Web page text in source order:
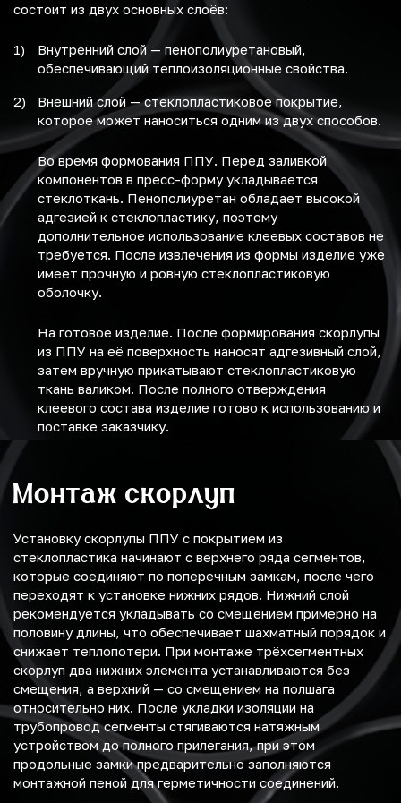
состоит из двух основных слоёв:
Внутренний слой — пенополиуретановый,
обеспечивающий теплоизоляционные свойства.
Внешний слой — стеклопластиковое покрытие,
которое может наноситься одним из двух способов.
Во время формования ППУ. Перед заливкой
компонентов в пресс-форму укладывается
стеклоткань. Пенополиуретан обладает высокой
адгезией к стеклопластику, поэтому
дополнительное использование клеевых составов не
требуется. После извлечения из формы изделие уже
имеет прочную и ровную стеклопластиковую
оболочку.
На готовое изделие. После формирования скорлупы
из ППУ на её поверхность наносят адгезивный слой,
затем вручную прикатывают стеклопластиковую
ткань валиком. После полного отверждения
клеевого состава изделие готово к использованию и
поставке заказчику.
Монтаж скорлуп
Установку скорлупы ППУ с покрытием из
стеклопластика начинают с верхнего ряда сегментов,
которые соединяют по поперечным замкам, после чего
переходят к установке нижних рядов. Нижний слой
рекомендуется укладывать со смещением примерно на
половину длины, что обеспечивает шахматный порядок и
снижает теплопотери. При монтаже трёхсегментных
скорлуп два нижних элемента устанавливаются без
смещения, а верхний — со смещением на полшага
относительно них. После укладки изоляции на
трубопровод сегменты стягиваются натяжным
устройством до полного прилегания, при этом
продольные замки предварительно заполняются
монтажной пеной для герметичности соединений.